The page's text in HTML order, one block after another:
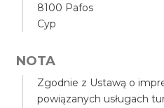
8100 Pafos
Cyp
NOTA
Zgodnie z Ustawą o
powiązanych usługach